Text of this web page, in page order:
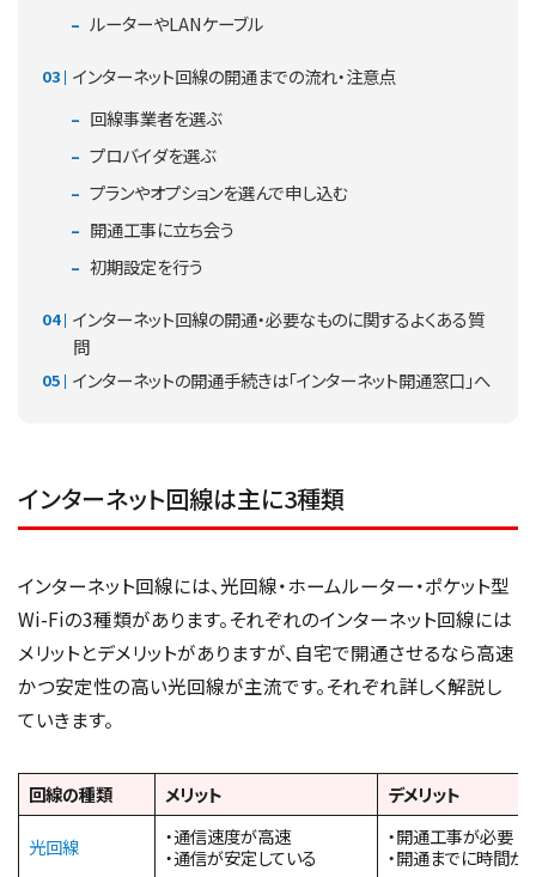
ルーターやLANケーブル
インターネット回線の開通までの流れ・注意点
回線事業者を選ぶ
プロバイダを選ぶ
プランやオプションを選んで申し込む
開通工事に立ち会う
初期設定を行う
インターネット回線の開通・必要なものに関するよくある質
問
インターネットの開通手続きは「インターネット開通窓口」へ
インターネット回線は主に3種類
インターネット回線には、光回線・ホームルーター・ポケット型
Wi-Fiの3種類があります。それぞれのインターネット回線には
メリットとデメリットがありますが、自宅で開通させるなら高速
かつ安定性の高い光回線が主流です。それぞれ詳しく解説し
ていきます。
回線の種類 メリット デメリット
光回線
・通信速度が高速
・通信が安定している
・開通工事が必要
・開通までに時間が